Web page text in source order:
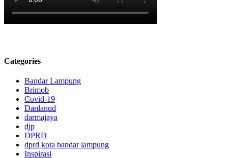
casino
https://sodo66-
s777.com
lk88
casino
kingbet86
Categories
Bandar Lampung
Brimob
Covid-19
Danlanud
darmajaya
djp
DPRD
dprd kota bandar lampung
Inspirasi